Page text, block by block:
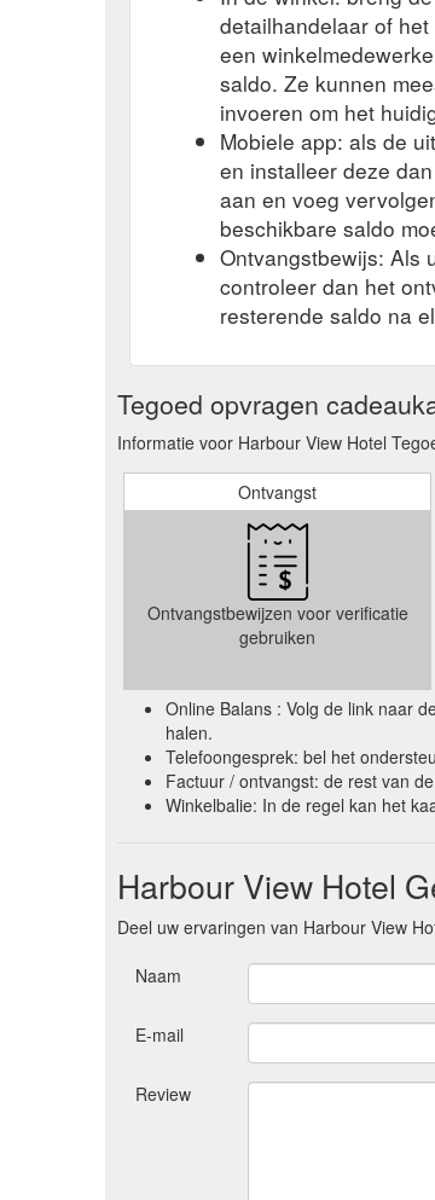
detailhandelaar of
een
saldo. Ze kunnen
invoeren om het
Mobiele app: als de
en installeer deze
aan en voeg
beschikbare saldo
Ontvangstbewijs: Als
controleer dan het
resterende saldo na
Tegoed opvragen
Informatie voor Harbour View Hotel
Ontvangst
Ontvangstbewijzen voor verificatie
gebruiken
Online Balans : Volg de link naar
halen.
Telefoongesprek: bel het
Factuur / ontvangst: de rest van
Winkelbalie: In de regel kan het
Harbour View Hotel
Deel uw ervaringen van Harbour View
Naam
E-mail
Review